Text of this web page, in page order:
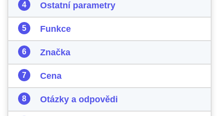
Ostatní parametry
Funkce
Značka
Cena
Otázky a odpovědi